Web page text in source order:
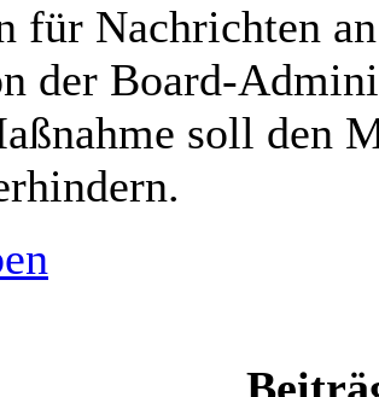
für Nachrichten
der Board-
soll den